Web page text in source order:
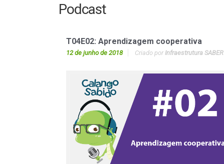
Podcast
T04E02: Aprendizagem cooperativa
12 de junho de 2018 Criado por Infraestrutura SABER